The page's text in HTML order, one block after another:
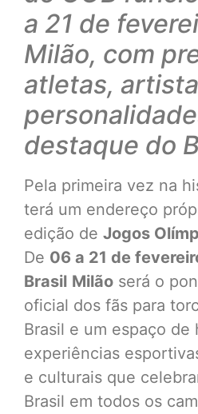
a 21 de
Milão, com
atletas,
destaque do
Pela primeira vez na
terá um endereço
edição de Jogos
De 06 a 21 de
Brasil Milão será o
oficial dos fãs para
Brasil e um espaço de
experiências
e culturais que
Brasil em todos os